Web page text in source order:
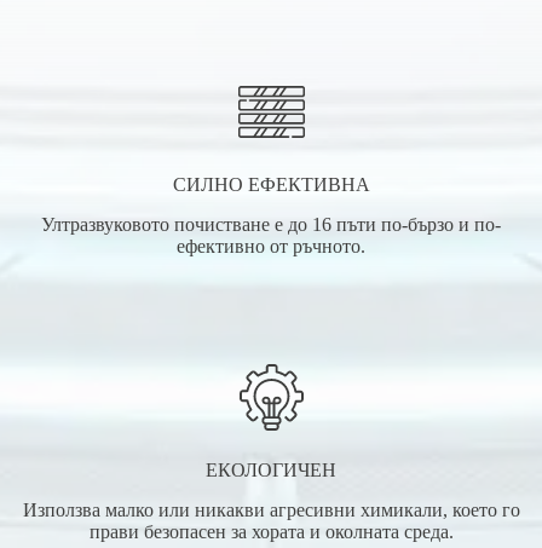
СИЛНО ЕФЕКТИВНА
Ултразвуковото почистване е до 16 пъти по-бързо и по-
ефективно от ръчното.
ЕКОЛОГИЧЕН
Използва малко или никакви агресивни химикали, което го
прави безопасен за хората и околната среда.